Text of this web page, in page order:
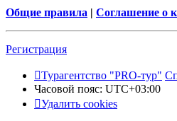
Общие правила | Соглашение о
Регистрация
Турагентство "PRO-тур"
Часовой пояс: UTC+03:00
Удалить cookies